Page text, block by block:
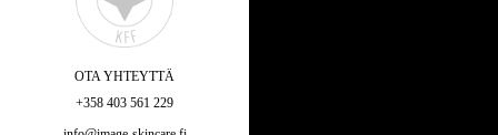
OTA YHTEYTTÄ
+358 403 561 229